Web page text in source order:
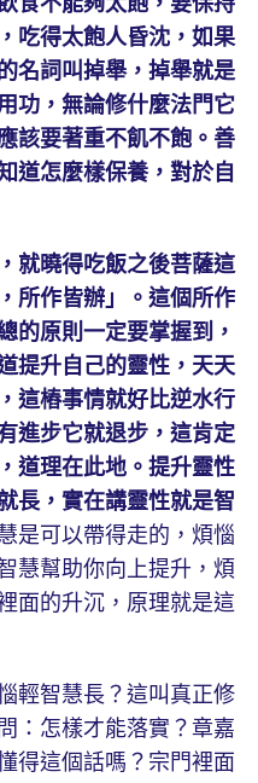
吃得太飽人昏沈，如果
名詞叫掉舉，掉舉就是
功，無論修什麼法門它
該要著重不飢不飽。善
道怎麼樣保養，對於自
就曉得吃飯之後菩薩這
所作皆辦」。這個所作
的原則一定要掌握到，
提升自己的靈性，天天
這樁事情就好比逆水行
進步它就退步，這肯定
道理在此地。提升靈性
長，實在講靈性就是智
是可以帶得走的，煩惱
慧幫助你向上提升，煩
面的升沉，原理就是這
智慧長？這叫真正修
：怎樣才能落實？章嘉
得這個話嗎？宗門裡面